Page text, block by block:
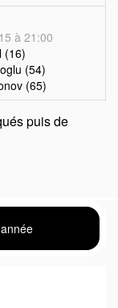
à 21:00
(16)
(54)
(65)
puis de